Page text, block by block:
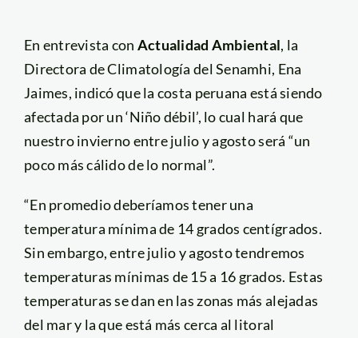
En entrevista con Actualidad Ambiental, la
Directora de Climatología del Senamhi, Ena
Jaimes, indicó que la costa peruana está siendo
afectada por un ‘Niño débil’, lo cual hará que
nuestro invierno entre julio y agosto será “un
poco más cálido de lo normal”.
“En promedio deberíamos tener una
temperatura mínima de 14 grados centígrados.
Sin embargo, entre julio y agosto tendremos
temperaturas mínimas de 15 a 16 grados. Estas
temperaturas se dan en las zonas más alejadas
del mar y la que está más cerca al litoral